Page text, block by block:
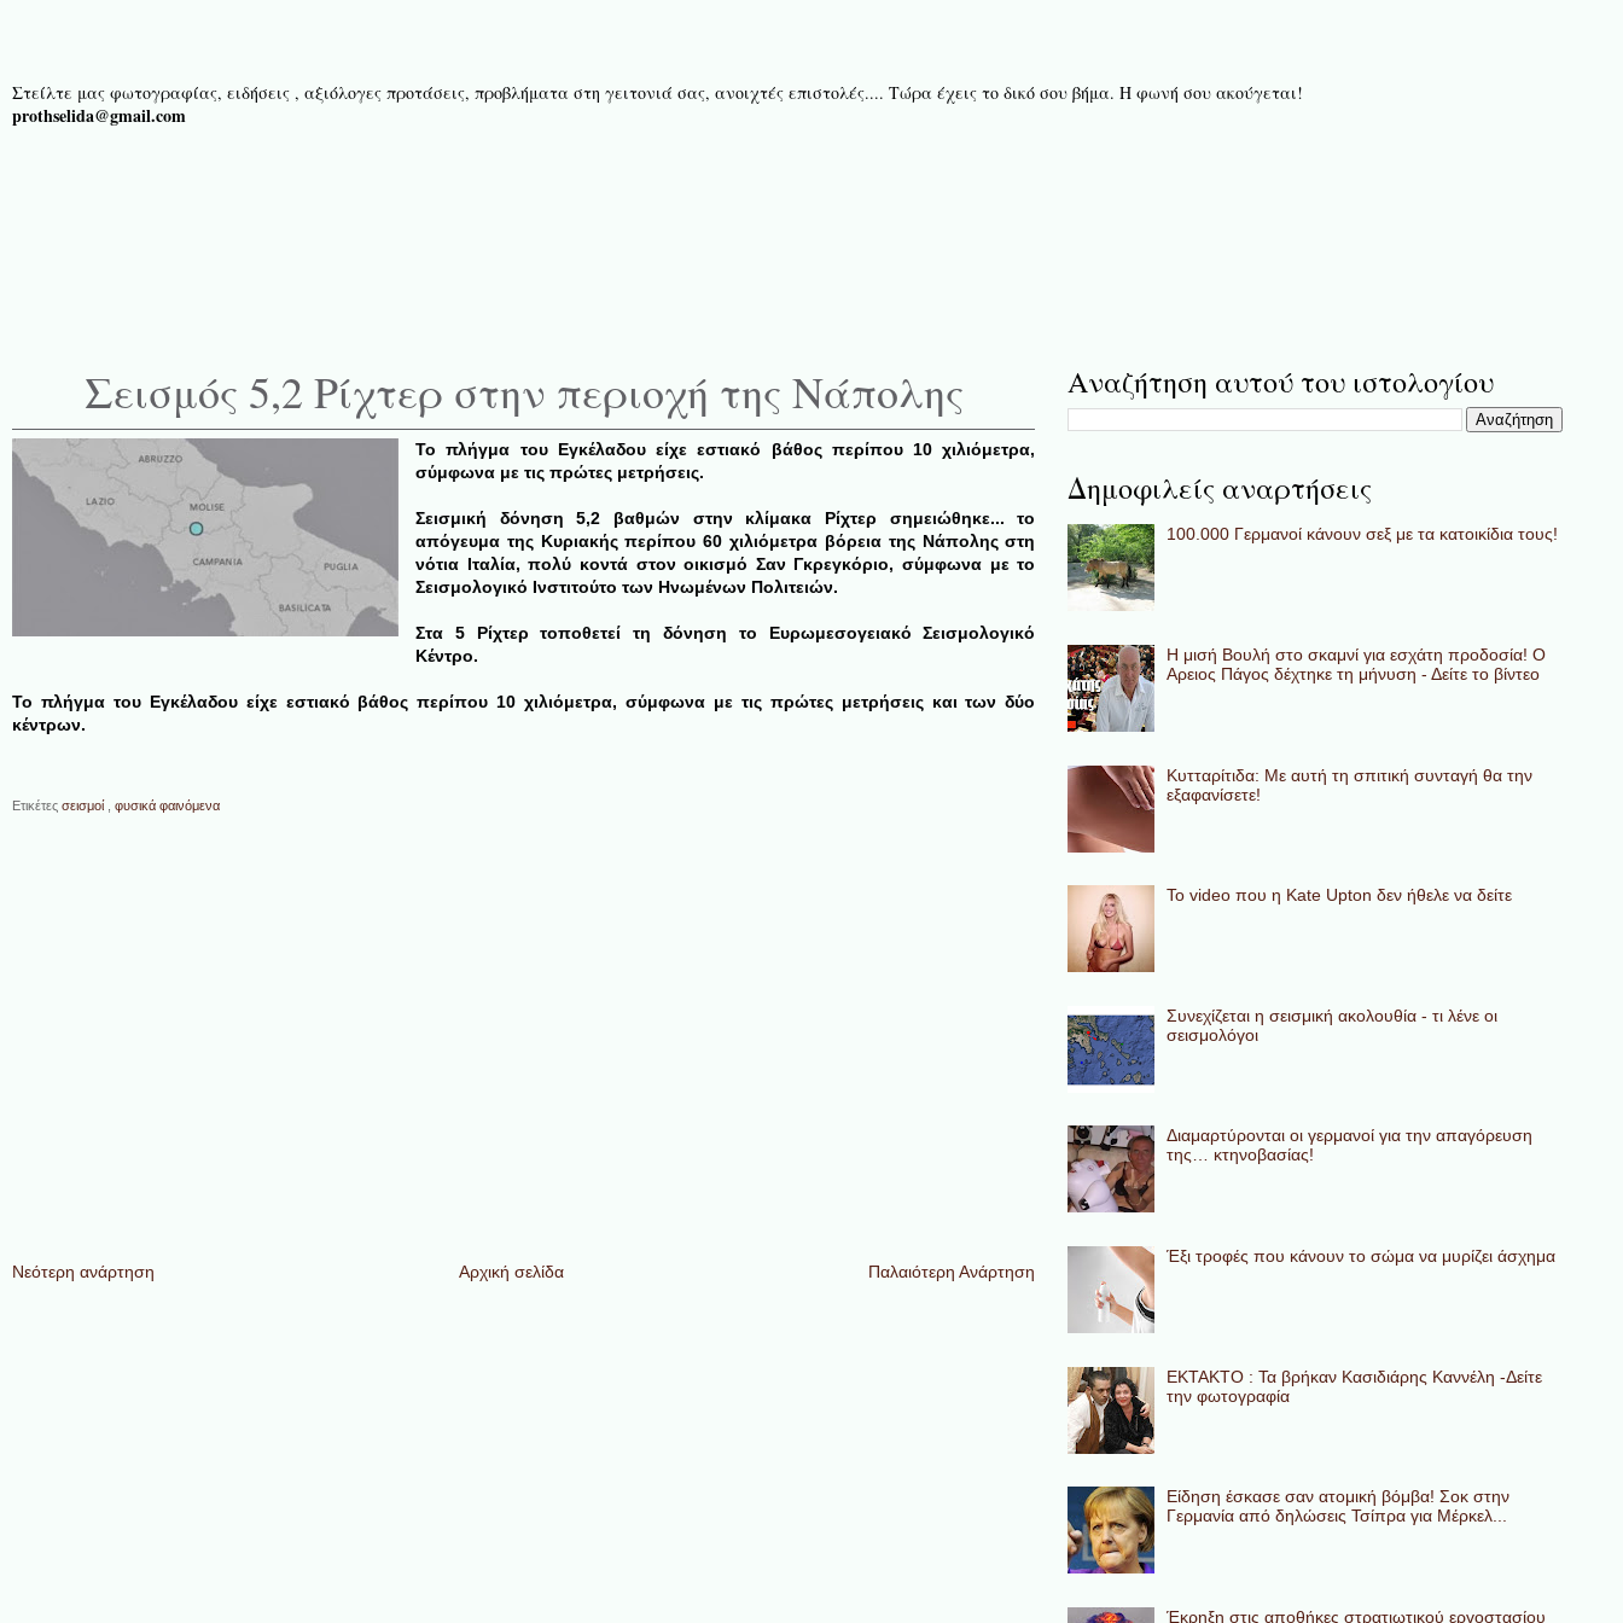
Στείλτε μας φωτογραφίας, ειδήσεις , αξιόλογες προτάσεις, προβλήματα στη γειτονιά σας, ανοιχτές επιστολές.... Τώρα έχεις το δικό σου βήμα. Η φωνή σου ακούγεται!
prothselida@gmail.com
Σεισμός 5,2 Ρίχτερ στην περιοχή της Νάπολης
Το πλήγμα του Εγκέλαδου είχε εστιακό βάθος περίπου 10 χιλιόμετρα,
σύμφωνα με τις πρώτες μετρήσεις.
Σεισμική δόνηση 5,2 βαθμών στην κλίμακα Ρίχτερ σημειώθηκε... το
απόγευμα της Κυριακής περίπου 60 χιλιόμετρα βόρεια της Νάπολης στη
νότια Ιταλία, πολύ κοντά στον οικισμό Σαν Γκρεγκόριο, σύμφωνα με το
Σεισμολογικό Ινστιτούτο των Ηνωμένων Πολιτειών.
Στα 5 Ρίχτερ τοποθετεί τη δόνηση το Ευρωμεσογειακό Σεισμολογικό
Κέντρο.
Το πλήγμα του Εγκέλαδου είχε εστιακό βάθος περίπου 10 χιλιόμετρα, σύμφωνα με τις πρώτες μετρήσεις και των δύο
κέντρων.
Ετικέτες σεισμοί φυσικά φαινόμενα
Νεότερη ανάρτηση Παλαιότερη Ανάρτηση
Αρχική σελίδα
Αναζήτηση αυτού του ιστολογίου
Δημοφιλείς αναρτήσεις
100.000 Γερμανοί κάνουν σεξ με τα κατοικίδια τους!
Η μισή Βουλή στο σκαμνί για εσχάτη προδοσία! Ο
Αρειος Πάγος δέχτηκε τη μήνυση - Δείτε το βίντεο
Κυτταρίτιδα: Με αυτή τη σπιτική συνταγή θα την
εξαφανίσετε!
To video που η Kate Upton δεν ήθελε να δείτε
Συνεχίζεται η σεισμική ακολουθία - τι λένε οι
σεισμολόγοι
Διαμαρτύρονται οι γερμανοί για την απαγόρευση
της… κτηνοβασίας!
Έξι τροφές που κάνουν το σώμα να μυρίζει άσχημα
ΕΚΤΑΚΤΟ : Τα βρήκαν Κασιδιάρης Καννέλη -Δείτε
την φωτογραφία
Eίδηση έσκασε σαν ατομική βόμβα! Σοκ στην
Γερμανία από δηλώσεις Τσίπρα για Μέρκελ...
Έκρηξη στις αποθήκες στρατιωτικού εργοστασίου